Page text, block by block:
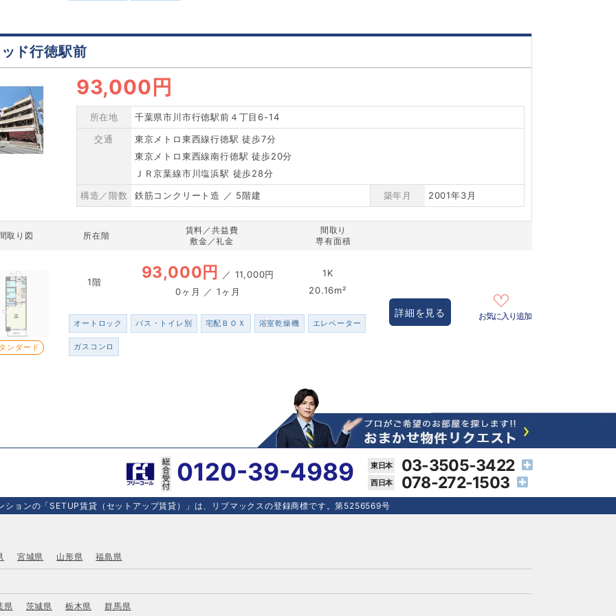
ド行徳駅前
93,000円
所在地
千葉県市川市行徳駅前４丁目6-14
交通
東京メトロ東西線行徳駅 徒歩7分
東京メトロ東西線南行徳駅 徒歩20分
ＪＲ京葉線市川塩浜駅 徒歩28分
構造／階数
鉄筋コンクリート造 ／ 5階建 築年月 2001年3月
取り図 所在階
賃料／共益費
敷金／礼金
間取り
専有面積
ンダード
1階 93,000円 ／ 11,000円
0ヶ月 ／ 1ヶ月
1K
20.16m²
オートロック バス・トイレ別 宅配ＢＯＸ 浴室乾燥機 エレベーター
ガスコンロ
詳細を見る お気に入り追加
0120-39-4989
03-3505-3422
078-272-1503
ションの「SETUP賃貸（セットアップ賃貸）」は、リブマックスの登録商標です。第5256569号
宮城県 山形県 福島県
県 茨城県 栃木県 群馬県